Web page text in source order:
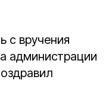
с вручения
администрации